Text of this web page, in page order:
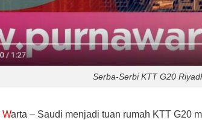
Serba-Serbi KTT G20
Warta – Saudi menjadi tuan rumah KTT G20